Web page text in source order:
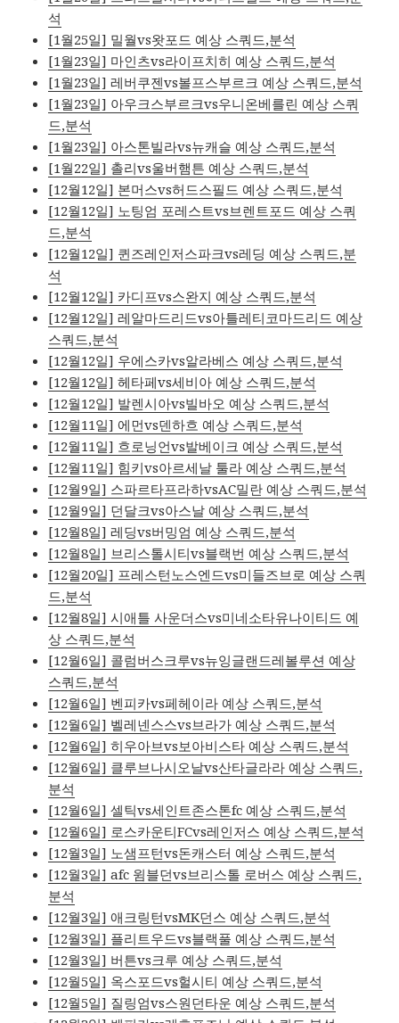
석
[1월25일] 밀월vs왓포드 예상 스쿼드,분석
[1월23일] 마인츠vs라이프치히 예상 스쿼드,분석
[1월23일] 레버쿠젠vs볼프스부르크 예상 스쿼드,분석
[1월23일] 아우크스부르크vs우니온베를린 예상 스쿼
드,분석
[1월23일] 아스톤빌라vs뉴캐슬 예상 스쿼드,분석
[1월22일] 촐리vs울버햄튼 예상 스쿼드,분석
[12월12일] 본머스vs허드스필드 예상 스쿼드,분석
[12월12일] 노팅엄 포레스트vs브렌트포드 예상 스쿼
드,분석
[12월12일] 퀸즈레인저스파크vs레딩 예상 스쿼드,분
석
[12월12일] 카디프vs스완지 예상 스쿼드,분석
[12월12일] 레알마드리드vs아틀레티코마드리드 예상
스쿼드,분석
[12월12일] 우에스카vs알라베스 예상 스쿼드,분석
[12월12일] 헤타페vs세비아 예상 스쿼드,분석
[12월12일] 발렌시아vs빌바오 예상 스쿼드,분석
[12월11일] 에먼vs덴하흐 예상 스쿼드,분석
[12월11일] 흐로닝언vs발베이크 예상 스쿼드,분석
[12월11일] 힘키vs아르세날 툴라 예상 스쿼드,분석
[12월9일] 스파르타프라하vsAC밀란 예상 스쿼드,분석
[12월9일] 던달크vs아스날 예상 스쿼드,분석
[12월8일] 레딩vs버밍엄 예상 스쿼드,분석
[12월8일] 브리스톨시티vs블랙번 예상 스쿼드,분석
[12월20일] 프레스턴노스엔드vs미들즈브로 예상 스쿼
드,분석
[12월8일] 시애틀 사운더스vs미네소타유나이티드 예
상 스쿼드,분석
[12월6일] 콜럼버스크루vs뉴잉글랜드레볼루션 예상
스쿼드,분석
[12월6일] 벤피카vs페헤이라 예상 스쿼드,분석
[12월6일] 벨레넨스스vs브라가 예상 스쿼드,분석
[12월6일] 히우아브vs보아비스타 예상 스쿼드,분석
[12월6일] 클루브나시오날vs산타글라라 예상 스쿼드,
분석
[12월6일] 셀틱vs세인트존스톤fc 예상 스쿼드,분석
[12월6일] 로스카운티FCvs레인저스 예상 스쿼드,분석
[12월3일] 노샘프턴vs돈캐스터 예상 스쿼드,분석
[12월3일] afc 윔블던vs브리스톨 로버스 예상 스쿼드,
분석
[12월3일] 애크링턴vsMK던스 예상 스쿼드,분석
[12월3일] 플리트우드vs블랙풀 예상 스쿼드,분석
[12월3일] 버튼vs크루 예상 스쿼드,분석
[12월5일] 옥스포드vs헐시티 예상 스쿼드,분석
[12월5일] 질링엄vs스원던타운 예상 스쿼드,분석